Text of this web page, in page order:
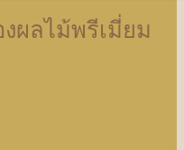
ผลไม้พรีเมี่ยม